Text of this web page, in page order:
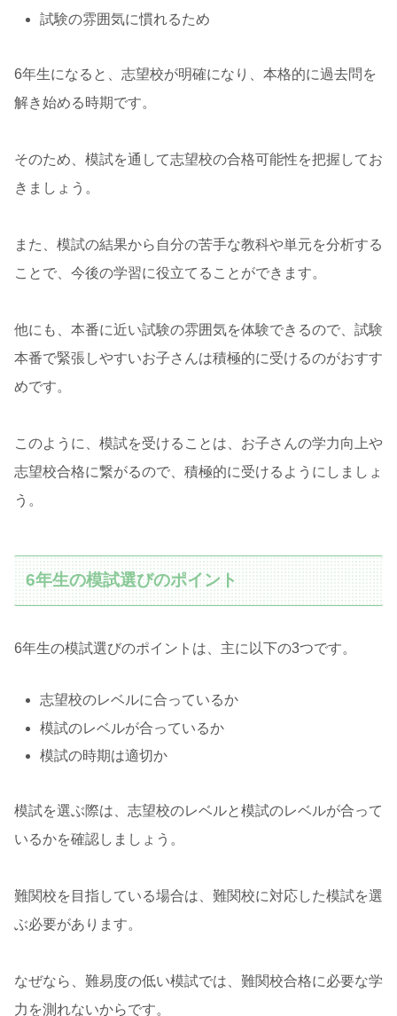
試験の雰囲気に慣れるため
6年生になると、志望校が明確になり、本格的に過去問を
解き始める時期です。
そのため、模試を通して志望校の合格可能性を把握してお
きましょう。
また、模試の結果から自分の苦手な教科や単元を分析する
ことで、今後の学習に役立てることができます。
他にも、本番に近い試験の雰囲気を体験できるので、試験
本番で緊張しやすいお子さんは積極的に受けるのがおすす
めです。
このように、模試を受けることは、お子さんの学力向上や
志望校合格に繋がるので、積極的に受けるようにしましょ
う。
6年生の模試選びのポイント
6年生の模試選びのポイントは、主に以下の3つです。
志望校のレベルに合っているか
模試のレベルが合っているか
模試の時期は適切か
模試を選ぶ際は、志望校のレベルと模試のレベルが合って
いるかを確認しましょう。
難関校を目指している場合は、難関校に対応した模試を選
ぶ必要があります。
なぜなら、難易度の低い模試では、難関校合格に必要な学
力を測れないからです。